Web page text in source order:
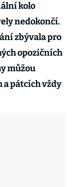
kolo
nedokončí.
zbývala pro
opozičních
můžou
a pátcích vždy